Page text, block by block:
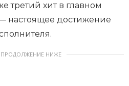
третий хит в главном
настоящее достижение
ПРОДОЛЖЕНИЕ НИЖЕ